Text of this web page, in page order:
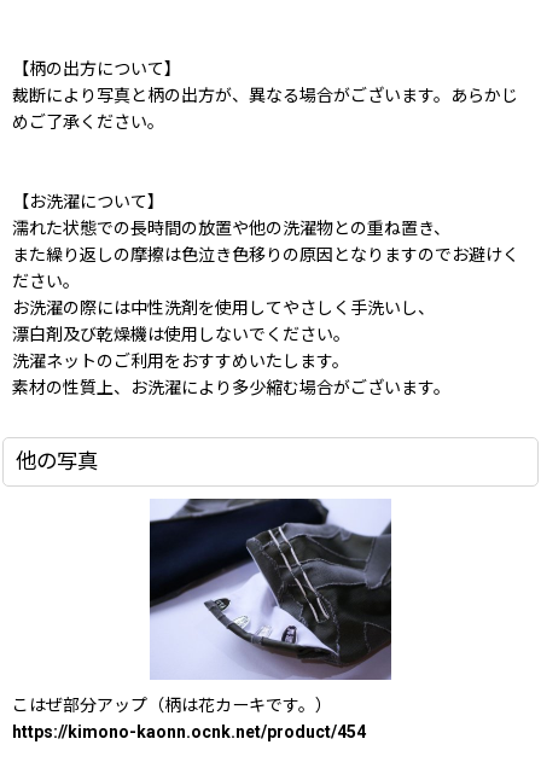
【柄の出方について】
裁断により写真と柄の出方が、異なる場合がございます。あらかじ
めご了承ください。
【お洗濯について】
濡れた状態での長時間の放置や他の洗濯物との重ね置き、
また繰り返しの摩擦は色泣き色移りの原因となりますのでお避けく
ださい。
お洗濯の際には中性洗剤を使用してやさしく手洗いし、
漂白剤及び乾燥機は使用しないでください。
洗濯ネットのご利用をおすすめいたします。
素材の性質上、お洗濯により多少縮む場合がございます。
他の写真
こはぜ部分アップ（柄は花カーキです。）
https://kimono-kaonn.ocnk.net/product/454